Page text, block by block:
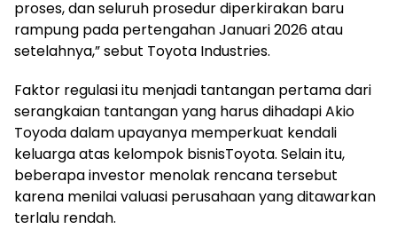
proses, dan seluruh prosedur diperkirakan baru
rampung pada pertengahan Januari 2026 atau
setelahnya,” sebut Toyota Industries.
Faktor regulasi itu menjadi tantangan pertama dari
serangkaian tantangan yang harus dihadapi Akio
Toyoda dalam upayanya memperkuat kendali
keluarga atas kelompok bisnisToyota. Selain itu,
beberapa investor menolak rencana tersebut
karena menilai valuasi perusahaan yang ditawarkan
terlalu rendah.